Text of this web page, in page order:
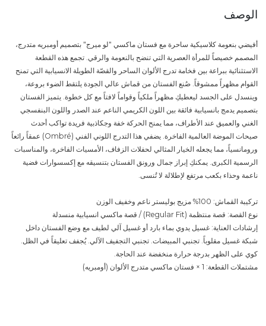
الوصف
أفيضي بنعومة كلاسيكية ساحرة مع فستان ماكسي "لو ميرج" بتصميم أومبريه متدرج،
المصمم خصيصاً للمرأة العصرية التي تنضح بالنعومة والرقي. تجمع هذه القطعة
الاستثنائية ببراعة بين فخامة تدرج الألوان الساحر والقصّة الطويلة الانسيابية التي تمنح
القوام مظهراً ممشوقاً. صُنع الفستان من قماش عالي الجودة يلتقط الضوء بروعة،
وينسدل على الجسد ليعطيكِ مظهراً ملكياً وقواماً لافتاً مع كل خطوة. يتميز الفستان
بتصميم يدمج بانسيابية فائقة بين اللون الكريمي الناعم عند الصدر واللون البنفسجي
الغني والعميق عند الأطراف، مما يمنح الحركة خفة وجكاذبية فريدة تواكب أحدث
صيحات الموضة العالمية الفاخرة. يضفي هذا التدرج اللوني الفني (Ombré) عمقاً رائعاً
ورومانسياً، مما يجعله الخيار المثالي لحفلات الزفاف، الأمسيات الفاخرة، والمناسبات
الرسمية الكبرى. يمكنكِ إبراز جمال ورونق الفستان بتنسيقه مع إكسسوارات فضية
ناعمة وحذاء بكعب مرتفع لإطلالة لا تُنسى.
تركيبة القماش: 100% مزيج بوليستر ناعم وخفيف الوزن
نوع القصة: قصة منتظمة (Regular Fit) / قصة ماكسي انسيابية منسدلة
إرشادات العناية: غسيل يدوي بماء بارد أو غسيل آلي لطيف مع وضع الفستان داخل
شبكة غسيل مقلوباً. تجنبي المبيضات. تجنبي التجفيف الآلي. يُجفف تعليقاً في الظل.
كوي على الظهر بدرجة حرارة منخفضة عند الحاجة.
مشتملات القطعة: 1 × فستان ماكسي متدرج الألوان (أومبريه)